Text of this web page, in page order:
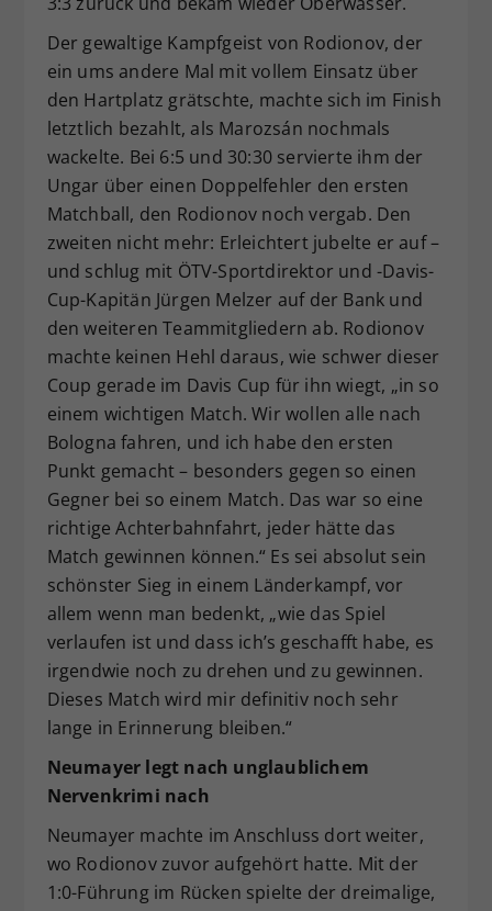
Der gewaltige Kampfgeist von Rodionov, der
ein ums andere Mal mit vollem Einsatz über
den Hartplatz grätschte, machte sich im Finish
letztlich bezahlt, als Marozsán nochmals
wackelte. Bei 6:5 und 30:30 servierte ihm der
Ungar über einen Doppelfehler den ersten
Matchball, den Rodionov noch vergab. Den
zweiten nicht mehr: Erleichtert jubelte er auf –
und schlug mit ÖTV-Sportdirektor und -Davis-
Cup-Kapitän Jürgen Melzer auf der Bank und
den weiteren Teammitgliedern ab. Rodionov
machte keinen Hehl daraus, wie schwer dieser
Coup gerade im Davis Cup für ihn wiegt, „in so
einem wichtigen Match. Wir wollen alle nach
Bologna fahren, und ich habe den ersten
Punkt gemacht – besonders gegen so einen
Gegner bei so einem Match. Das war so eine
richtige Achterbahnfahrt, jeder hätte das
Match gewinnen können.“ Es sei absolut sein
schönster Sieg in einem Länderkampf, vor
allem wenn man bedenkt, „wie das Spiel
verlaufen ist und dass ich’s geschafft habe, es
irgendwie noch zu drehen und zu gewinnen.
Dieses Match wird mir definitiv noch sehr
lange in Erinnerung bleiben.“
Neumayer legt nach unglaublichem
Nervenkrimi nach
Neumayer machte im Anschluss dort weiter,
wo Rodionov zuvor aufgehört hatte. Mit der
1:0-Führung im Rücken spielte der dreimalige,